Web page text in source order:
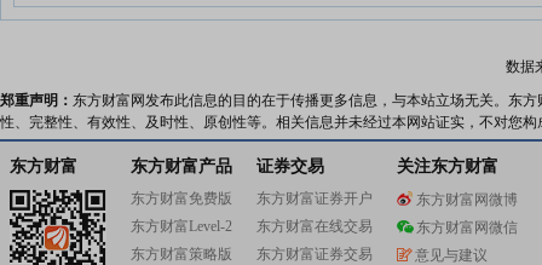
数据
郑重声明： 东方财富网发布此信息的目的在于传播更多信息，与本站立场无关。东
性、完整性、有效性、及时性、原创性等。相关信息并未经过本网站证实，不对您
东方财富 东方财富产品
东方财富免费版
东方财富Level-2
东方财富策略版
证券交易
东方财富证券开户
东方财富在线交易
东方财富证券交易
关注东方财富
东方财富网微博
东方财富网微信
意见与建议